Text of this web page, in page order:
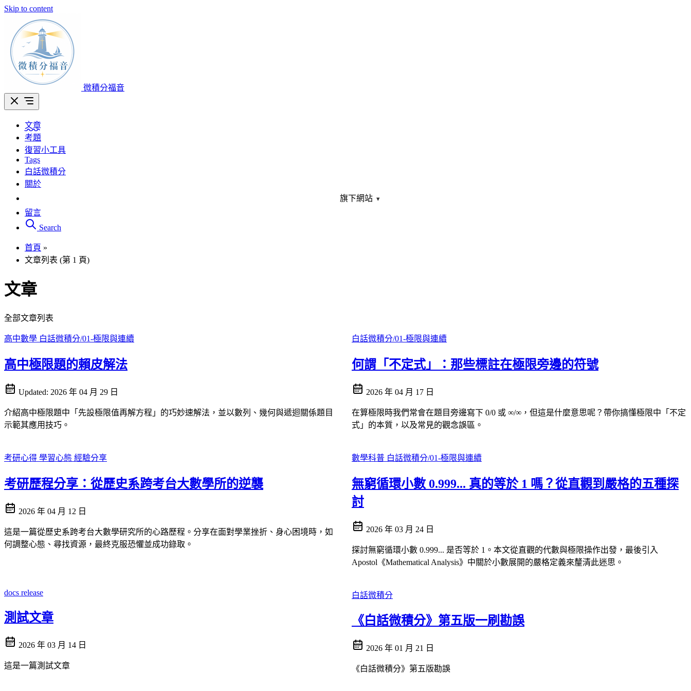
Skip to content
微積分福音
文章
考題
復習小工具
Tags
白話微積分
關於
旗下網站 ▾
留言
Search
首頁 »
文章列表 (第 1 頁)
文章
全部文章列表
高中數學 白話微積分/01-極限與連續
高中極限題的賴皮解法
Updated: 2026 年 04 月 29 日
介紹高中極限題中「先設極限值再解方程」的巧妙速解法，並以數列、幾何與遞迴關係題目
示範其應用技巧。
白話微積分/01-極限與連續
何謂「不定式」：那些標註在極限旁邊的符號
2026 年 04 月 17 日
在算極限時我們常會在題目旁邊寫下 0/0 或 ∞/∞，但這是什麼意思呢？帶你搞懂極限中「不定
式」的本質，以及常見的觀念誤區。
考研心得 學習心態 經驗分享
考研歷程分享：從歷史系跨考台大數學所的逆襲
2026 年 04 月 12 日
這是一篇從歷史系跨考台大數學研究所的心路歷程。分享在面對學業挫折、身心困境時，如
何調整心態、尋找資源，最終克服恐懼並成功錄取。
數學科普 白話微積分/01-極限與連續
無窮循環小數 0.999... 真的等於 1 嗎？從直觀到嚴格的五種探
討
2026 年 03 月 24 日
探討無窮循環小數 0.999... 是否等於 1。本文從直觀的代數與極限操作出發，最後引入
Apostol《Mathematical Analysis》中關於小數展開的嚴格定義來釐清此迷思。
docs release
測試文章
2026 年 03 月 14 日
這是一篇測試文章
白話微積分
《白話微積分》第五版一刷勘誤
2026 年 01 月 21 日
《白話微積分》第五版勘誤